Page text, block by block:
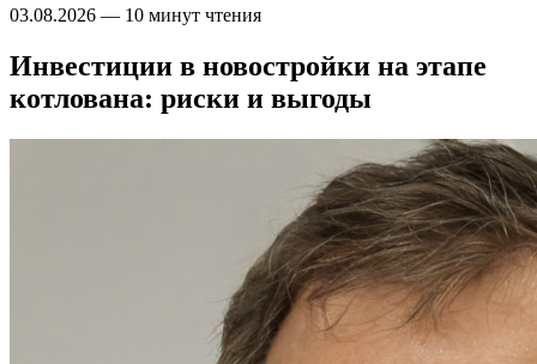
03.08.2026 — 10 минут чтения
Инвестиции в новостройки на этапе
котлована: риски и выгоды